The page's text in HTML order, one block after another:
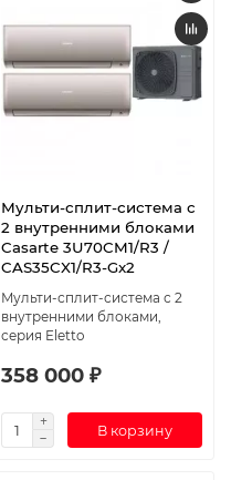
Мульти-сплит-система с
2 внутренними блоками
Casarte 3U70CM1/R3 /
CAS35CX1/R3-Gx2
Мульти-сплит-система с 2
внутренними блоками,
серия Eletto
358 000 ₽
В корзину